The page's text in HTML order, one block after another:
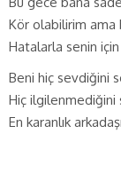
Kör olabilirim ama
Hatalarla senin
Beni hiç sevdiğini
Hiç ilgilenmediğini
En karanlık